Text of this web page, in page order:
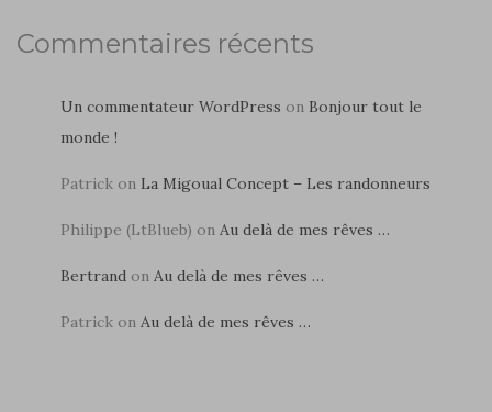
Commentaires récents
Un commentateur WordPress on Bonjour tout le
monde !
Patrick on La Migoual Concept – Les randonneurs
Philippe (LtBlueb) on Au delà de mes rêves …
Bertrand on Au delà de mes rêves …
Patrick on Au delà de mes rêves …